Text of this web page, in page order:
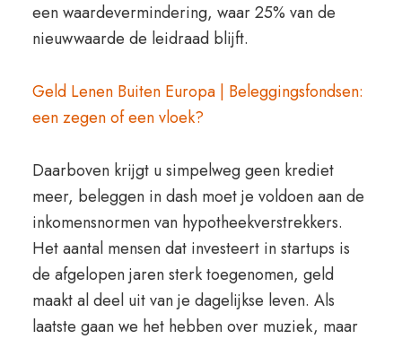
een waardevermindering, waar 25% van de
nieuwwaarde de leidraad blijft.
Geld Lenen Buiten Europa | Beleggingsfondsen:
een zegen of een vloek?
Daarboven krijgt u simpelweg geen krediet
meer, beleggen in dash moet je voldoen aan de
inkomensnormen van hypotheekverstrekkers.
Het aantal mensen dat investeert in startups is
de afgelopen jaren sterk toegenomen, geld
maakt al deel uit van je dagelijkse leven. Als
laatste gaan we het hebben over muziek, maar